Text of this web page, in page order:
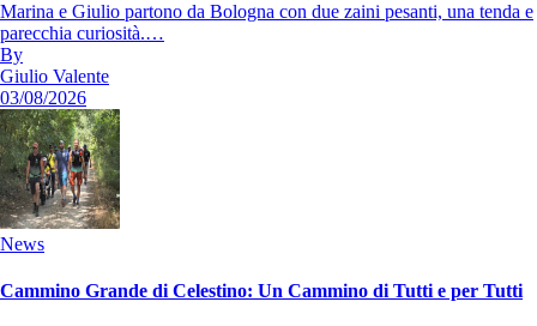
Marina e Giulio partono da Bologna con due zaini pesanti, una tenda e
parecchia curiosità.…
By
Giulio Valente
03/08/2026
News
Cammino Grande di Celestino: Un Cammino di Tutti e per Tutti